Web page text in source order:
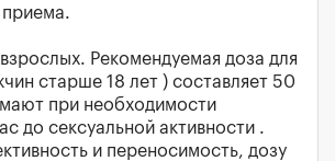
Рекомендуемая доза для
старше 18 лет ) составляет 50
при необходимости
до сексуальной активности .
и переносимость, дозу